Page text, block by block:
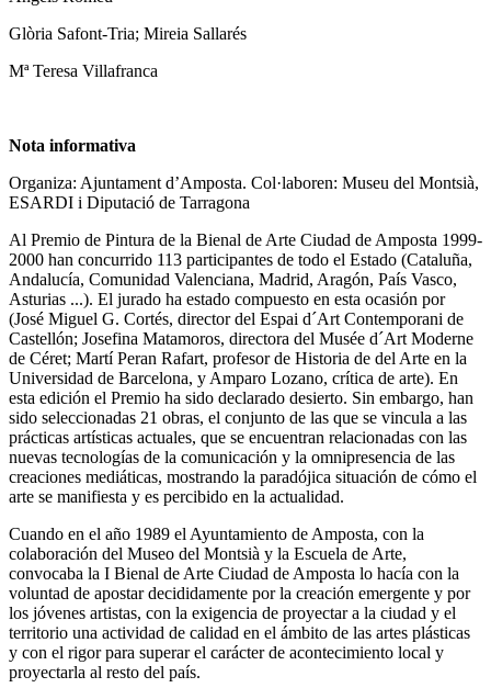
Glòria Safont-Tria; Mireia Sallarés
Mª Teresa Villafranca
Nota informativa
Organiza: Ajuntament d’Amposta. Col·laboren: Museu del Montsià,
ESARDI i Diputació de Tarragona
Al Premio de Pintura de la Bienal de Arte Ciudad de Amposta 1999-
2000 han concurrido 113 participantes de todo el Estado (Cataluña,
Andalucía, Comunidad Valenciana, Madrid, Aragón, País Vasco,
Asturias ...). El jurado ha estado compuesto en esta ocasión por
(José Miguel G. Cortés, director del Espai d´Art Contemporani de
Castellón; Josefina Matamoros, directora del Musée d´Art Moderne
de Céret; Martí Peran Rafart, profesor de Historia de del Arte en la
Universidad de Barcelona, ​​y Amparo Lozano, crítica de arte). En
esta edición el Premio ha sido declarado desierto. Sin embargo, han
sido seleccionadas 21 obras, el conjunto de las que se vincula a las
prácticas artísticas actuales, que se encuentran relacionadas con las
nuevas tecnologías de la comunicación y la omnipresencia de las
creaciones mediáticas, mostrando la paradójica situación de cómo el
arte se manifiesta y es percibido en la actualidad.
Cuando en el año 1989 el Ayuntamiento de Amposta, con la
colaboración del Museo del Montsià y la Escuela de Arte,
convocaba la I Bienal de Arte Ciudad de Amposta lo hacía con la
voluntad de apostar decididamente por la creación emergente y por
los jóvenes artistas, con la exigencia de proyectar a la ciudad y el
territorio una actividad de calidad en el ámbito de las artes plásticas
y con el rigor para superar el carácter de acontecimiento local y
proyectarla al resto del país.